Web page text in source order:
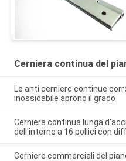
Cerniera continua del
Le anti cerniere continue
inossidabile aprono il grado
Cerniera continua lunga
dell'interno a 16 pollici con
Cerniere commerciali del